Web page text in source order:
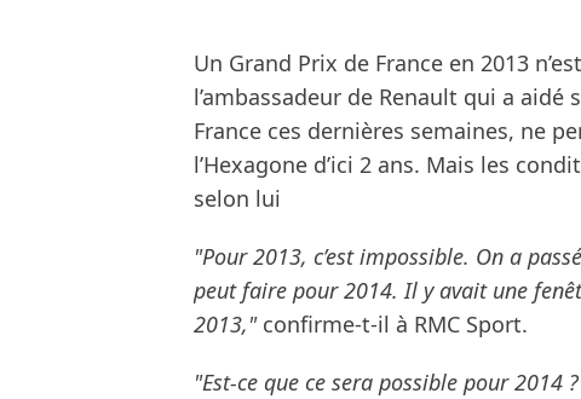
Un Grand Prix de France en 2013
l’ambassadeur de Renault qui a
France ces dernières semaines, ne
l’Hexagone d’ici 2 ans. Mais les
selon lui
"Pour 2013, c’est impossible. On a
peut faire pour 2014. Il y avait une
2013,"confirme-t-il à RMC Sport.
"Est-ce que ce sera possible pour 2014